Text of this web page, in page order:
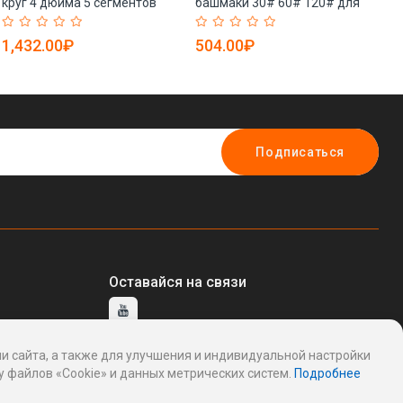
(арт. 25-19083411)
1,432.00₽
шлифмашин (арт. 25-
19083763)
504.00₽
Подписаться
Оставайся на связи
а также для улучшения и индивидуальной настройки
«Cookie» и данных метрических систем. Подробнее